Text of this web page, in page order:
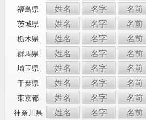
福島県 姓名 名字 名前
茨城県 姓名 名字 名前
栃木県 姓名 名字 名前
群馬県 姓名 名字 名前
埼玉県 姓名 名字 名前
千葉県 姓名 名字 名前
東京都 姓名 名字 名前
神奈川県 姓名 名字 名前